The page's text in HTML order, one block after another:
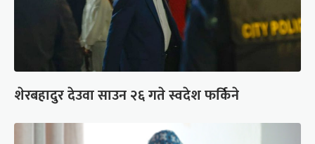
शेरबहादुर देउवा साउन २६ गते स्वदेश फर्किने